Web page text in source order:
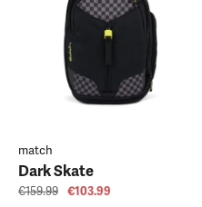
match
Dark Skate
€159.99 €103.99